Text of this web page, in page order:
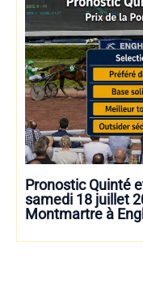
Pronostic Quinté
samedi 18 juillet
Montmartre à